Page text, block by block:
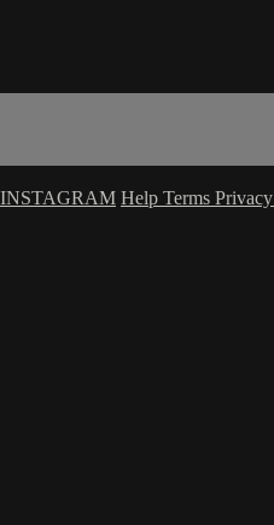
INSTAGRAM Help Terms Privacy